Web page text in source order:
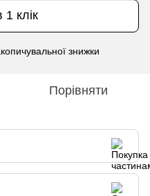
1 клік
знижки
Порівняти